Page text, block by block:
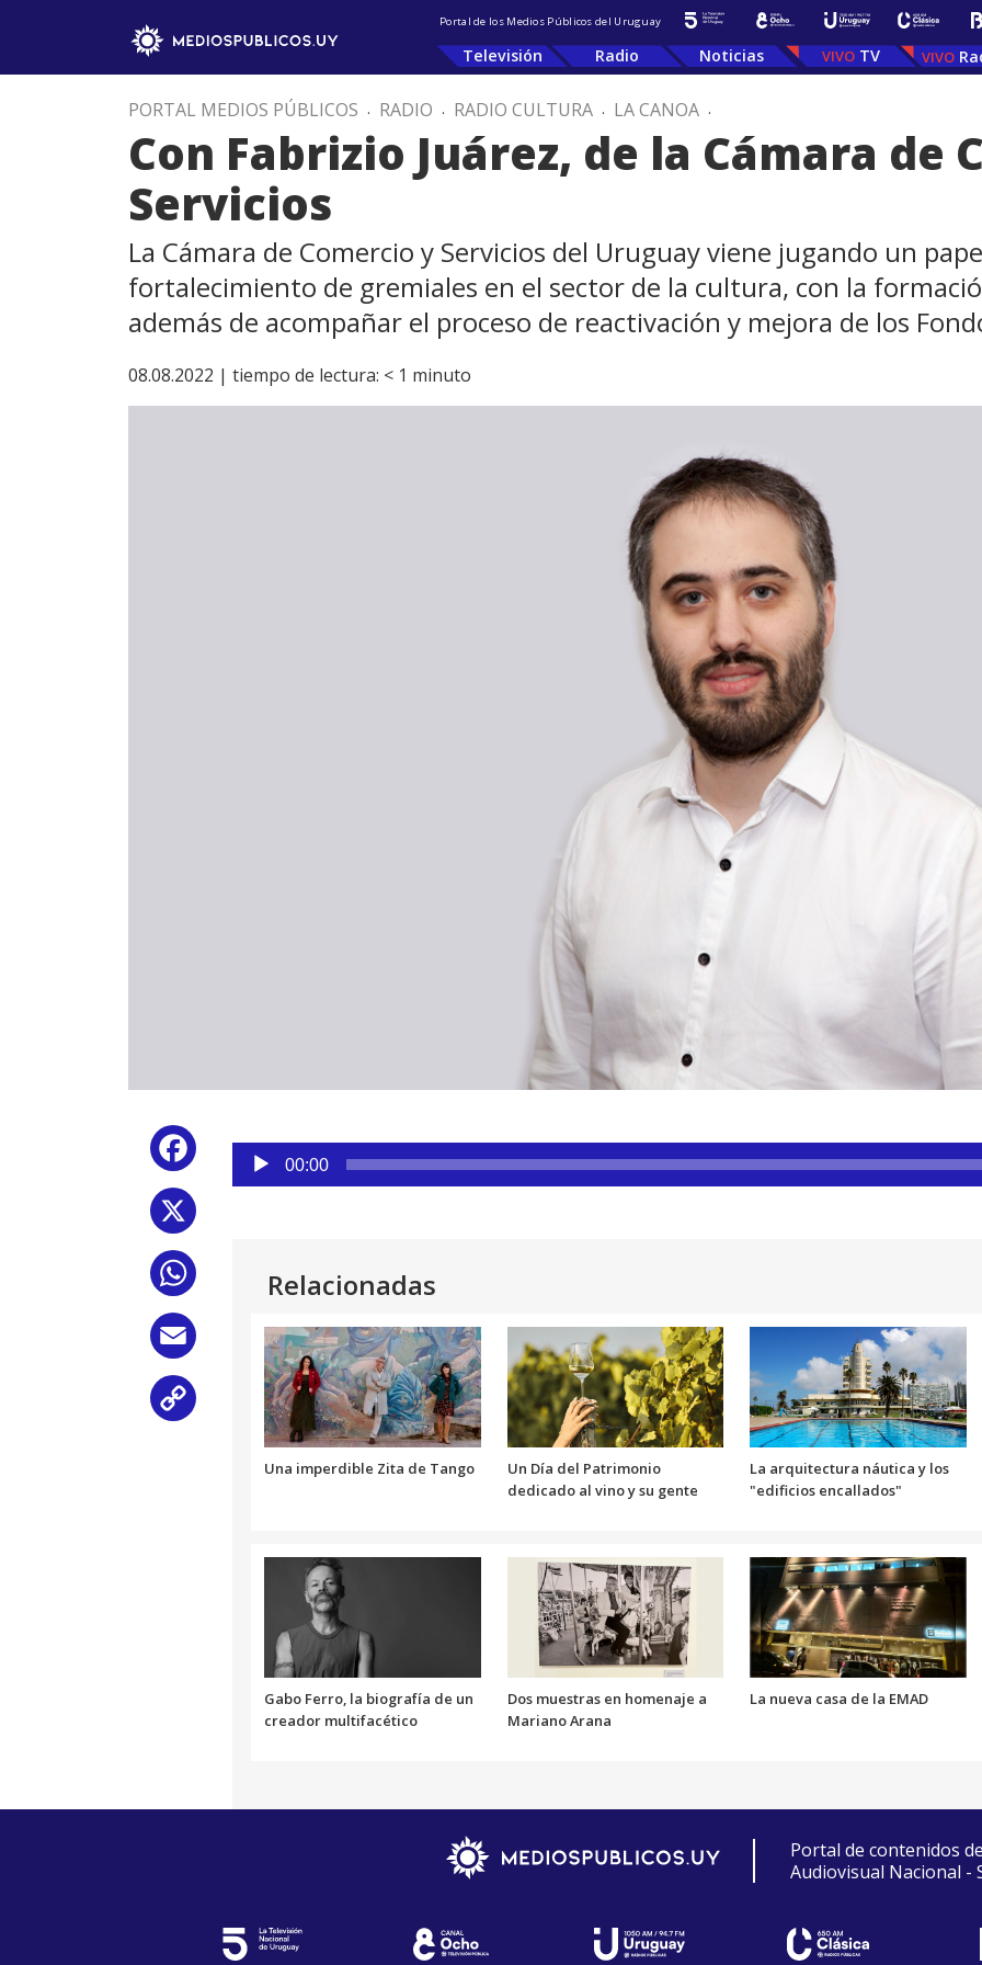
Portal de los Medios Públicos del Uruguay
Televisión Radio Noticias TV
PORTAL MEDIOS PÚBLICOS . RADIO . RADIO CULTURA . LA CANOA .
Con Fabrizio Juárez, de la Cámara de
Servicios
La Cámara de Comercio y Servicios del Uruguay viene jugando un
fortalecimiento de gremiales en el sector de la cultura, con la
además de acompañar el proceso de reactivación y mejora de los
08.08.2022 | tiempo de lectura: < 1 minuto
Facebook
WhatsApp
Reproductor
audio
00:00
Relacionadas
Una imperdible Zita de Tango
Un Día del Patrimonio
dedicado al vino y su gente
La arquitectura náutica y los
"edificios encallados"
Gabo Ferro, la biografía de un
creador multifacético
Dos muestras en homenaje a
Mariano Arana
La nueva casa de la EMAD
Portal de contenidos
Audiovisual Nacional -